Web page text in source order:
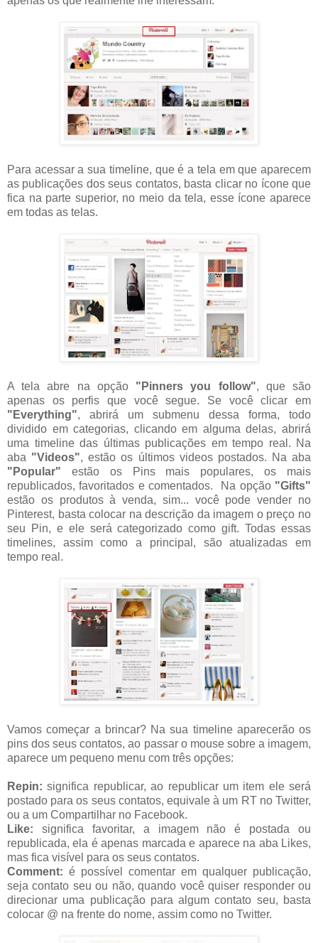
Para acessar a sua timeline, que é a tela em que aparecem
as publicações dos seus contatos, basta clicar no ícone que
fica na parte superior, no meio da tela, esse ícone aparece
em todas as telas.
A tela abre na opção "Pinners you follow", que são
apenas os perfis que você segue. Se você clicar em
"Everything", abrirá um submenu dessa forma, todo
dividido em categorias, clicando em alguma delas, abrirá
uma timeline das últimas publicações em tempo real. Na
aba "Videos", estão os últimos videos postados. Na aba
"Popular" estão os Pins mais populares, os mais
republicados, favoritados e comentados. Na opção "Gifts"
estão os produtos à venda, sim... você pode vender no
Pinterest, basta colocar na descrição da imagem o preço no
seu Pin, e ele será categorizado como gift. Todas essas
timelines, assim como a principal, são atualizadas em
tempo real.
Vamos começar a brincar? Na sua timeline aparecerão os
pins dos seus contatos, ao passar o mouse sobre a imagem,
aparece um pequeno menu com três opções:
Repin: significa republicar, ao republicar um item ele será
postado para os seus contatos, equivale à um RT no Twitter,
ou a um Compartilhar no Facebook.
Like: significa favoritar, a imagem não é postada ou
republicada, ela é apenas marcada e aparece na aba Likes,
mas fica visível para os seus contatos.
Comment: é possível comentar em qualquer publicação,
seja contato seu ou não, quando você quiser responder ou
direcionar uma publicação para algum contato seu, basta
colocar @ na frente do nome, assim como no Twitter.